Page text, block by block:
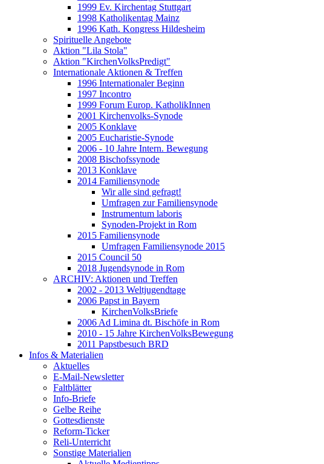
1999 Ev. Kirchentag Stuttgart
1998 Katholikentag Mainz
1996 Kath. Kongress Hildesheim
Spirituelle Angebote
Aktion "Lila Stola"
Aktion "KirchenVolksPredigt"
Internationale Aktionen & Treffen
1996 Internationaler Beginn
1997 Incontro
1999 Forum Europ. KatholikInnen
2001 Kirchenvolks-Synode
2005 Konklave
2005 Eucharistie-Synode
2006 - 10 Jahre Intern. Bewegung
2008 Bischofssynode
2013 Konklave
2014 Familiensynode
Wir alle sind gefragt!
Umfragen zur Familiensynode
Instrumentum laboris
Synoden-Projekt in Rom
2015 Familiensynode
Umfragen Familiensynode 2015
2015 Council 50
2018 Jugendsynode in Rom
ARCHIV: Aktionen und Treffen
2002 - 2013 Weltjugendtage
2006 Papst in Bayern
KirchenVolksBriefe
2006 Ad Limina dt. Bischöfe in Rom
2010 - 15 Jahre KirchenVolksBewegung
2011 Papstbesuch BRD
Infos & Materialien
Aktuelles
E-Mail-Newsletter
Faltblätter
Info-Briefe
Gelbe Reihe
Gottesdienste
Reform-Ticker
Reli-Unterricht
Sonstige Materialien